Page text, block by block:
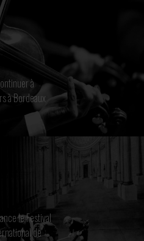
à
à Bordeaux
le Festival
de